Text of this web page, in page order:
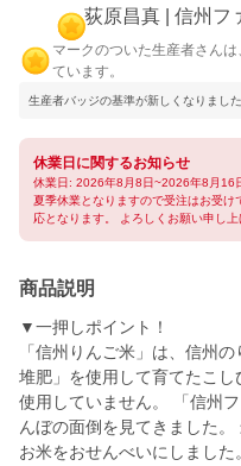
荻原昌真 | 信州フ
マークのついた生産者さん
ています。
生産者バッジの基準が新しくなりました
休業日に関するお知らせ
休業日: 2026年8月8日~2026年8月16
夏季休業となりますので受注はお受
応となります。 よろしくお願い申し上
商品説明
▼一押しポイント！
「信州りんご米」は、信州
堆肥」を使用して育てたこ
使用していません。 「信州
んぼの面倒を見てきました
お米をおせんべいにしました。